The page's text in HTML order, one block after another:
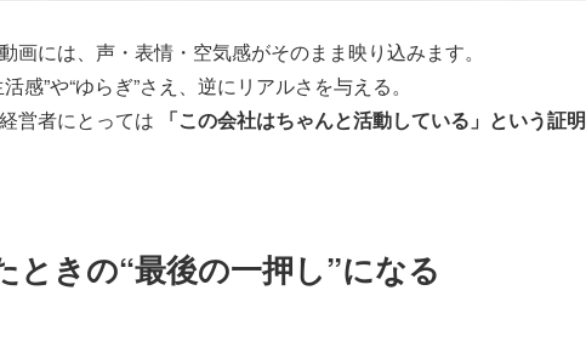
画には、声・表情・空気感がそのまま映り込みます。
感”や“ゆらぎ”さえ、逆にリアルさを与える。
営者にとっては
「この会社はちゃんと活動している」という証明
ときの“最後の一押し”になる